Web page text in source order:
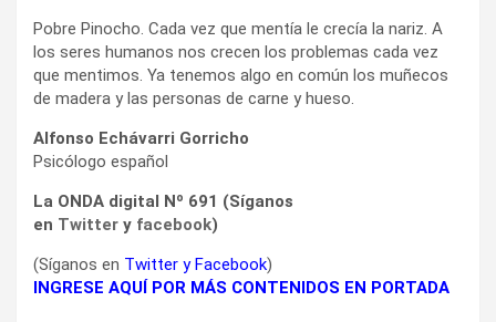
Pobre Pinocho. Cada vez que mentía le crecía la nariz. A
los seres humanos nos crecen los problemas cada vez
que mentimos. Ya tenemos algo en común los muñecos
de madera y las personas de carne y hueso.
Alfonso Echávarri Gorricho
Psicólogo español
La ONDA digital Nº 691 (Síganos
en Twitter y facebook)
(Síganos en Twitter yFacebook)
INGRESE AQUÍ POR MÁS CONTENIDOS EN PORTADA